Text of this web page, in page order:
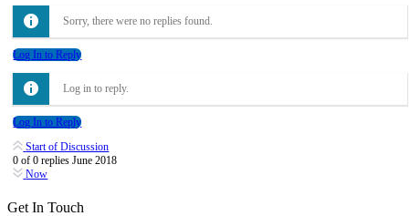
Sorry, there were no replies found.
Log In to Reply
Log in to reply.
Log In to Reply
Start of Discussion
0 of0 repliesJune 2018
Now
Get In Touch